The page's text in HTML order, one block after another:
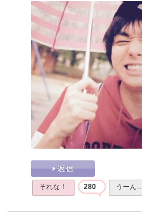
それな！ 280 うーん…